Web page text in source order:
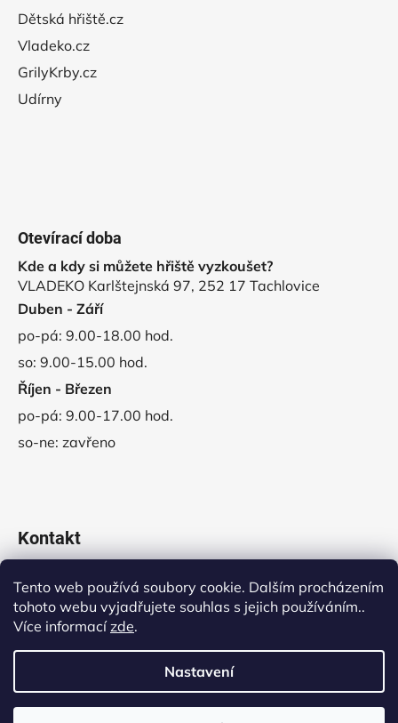
Tento web používá soubory cookie. Dalším procházením
tohoto webu vyjadřujete souhlas s jejich používáním..
Více informacízde.
Nastavení
Dětská hřiště.cz
Vladeko.cz
GrilyKrby.cz
Udírny
Otevírací doba
Kde a kdy si můžete hřiště vyzkoušet?
VLADEKO Karlštejnská 97, 252 17 Tachlovice
Duben - Září
po-pá: 9.00-18.00 hod.
so: 9.00-15.00 hod.
Říjen - Březen
po-pá: 9.00-17.00 hod.
so-ne: zavřeno
Kontakt
obchod@vladeko.cz
+420 311 678 445
Vytvořil Shoptet